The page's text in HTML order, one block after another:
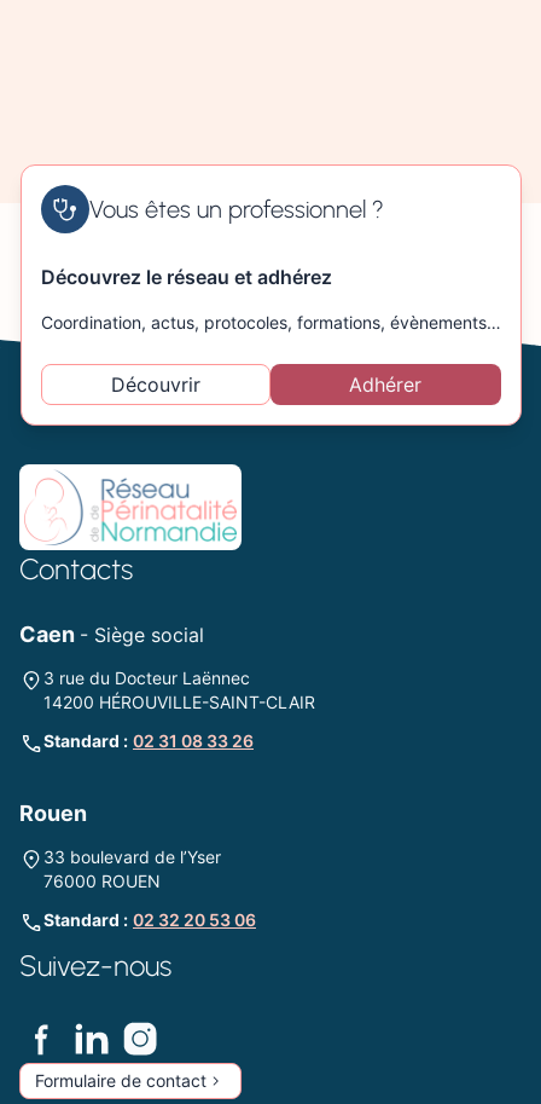
Vous êtes un professionnel ?
Découvrez le réseau et adhérez
Coordination, actus, protocoles, formations, évènements…
Découvrir Adhérer
Contacts
Caen - Siège social
3 rue du Docteur Laënnec
14200 HÉROUVILLE-SAINT-CLAIR
Standard : 02 31 08 33 26
Rouen
33 boulevard de l’Yser
76000 ROUEN
Standard : 02 32 20 53 06
Suivez-nous
Formulaire de contact